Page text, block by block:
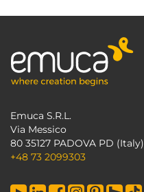
Emuca S.R.L.
Via Messico
80 35127 PADOVA PD (Italy)
+48 73 2099303